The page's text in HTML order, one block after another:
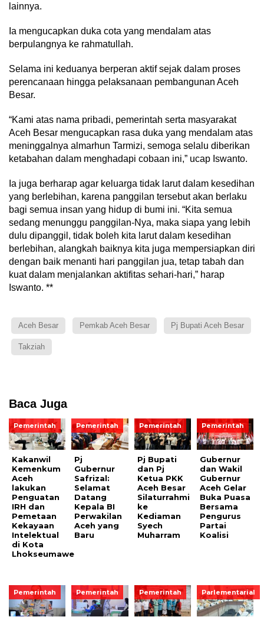
lainnya.
Ia mengucapkan duka cota yang mendalam atas
berpulangnya ke rahmatullah.
Selama ini keduanya berperan aktif sejak dalam proses
perencanaan hingga pelaksanaan pembangunan Aceh
Besar.
“Kami atas nama pribadi, pemerintah serta masyarakat
Aceh Besar mengucapkan rasa duka yang mendalam atas
meninggalnya almarhun Tarmizi, semoga selalu diberikan
ketabahan dalam menghadapi cobaan ini,” ucap Iswanto.
Ia juga berharap agar keluarga tidak larut dalam kesedihan
yang berlebihan, karena panggilan tersebut akan berlaku
bagi semua insan yang hidup di bumi ini. “Kita semua
sedang menunggu panggilan-Nya, maka siapa yang lebih
dulu dipanggil, tidak boleh kita larut dalam kesedihan
berlebihan, alangkah baiknya kita juga mempersiapkan diri
dengan baik menanti hari panggilan jua, tetap tabah dan
kuat dalam menjalankan aktifitas sehari-hari,” harap
Iswanto. **
Aceh Besar Pemkab Aceh Besar Pj Bupati Aceh Besar
Takziah
Baca Juga
Pemerintah
Kakanwil
Kemenkum
Aceh
lakukan
Penguatan
IRH dan
Pemetaan
Kekayaan
Intelektual
di Kota
Lhokseumawe
Pemerintah
Pj
Gubernur
Safrizal:
Selamat
Datang
Kepala BI
Perwakilan
Aceh yang
Baru
Pemerintah
Pj Bupati
dan Pj
Ketua PKK
Aceh Besar
Silaturrahmi
ke
Kediaman
Syech
Muharram
Pemerintah
Gubernur
dan Wakil
Gubernur
Aceh Gelar
Buka Puasa
Bersama
Pengurus
Partai
Koalisi
Pemerintah Pemerintah Pemerintah Parlementarial